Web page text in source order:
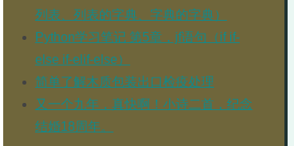
列表、列表的字典、字典的字典）
Python学习笔记 第5章，jf语句（if if-
else if-elif-else）
简单了解木质包装出口检疫处理
又一个九年，真快啊！小诗二首，纪念
结婚18周年。